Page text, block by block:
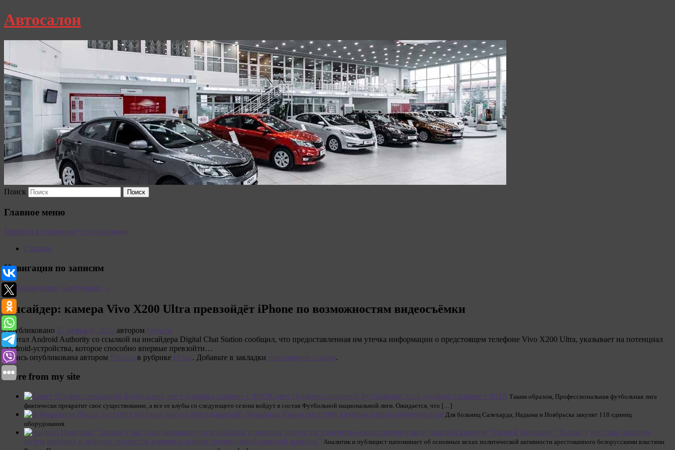
Автосалон
Поиск
Главное меню
Перейти к основному содержимому
Главная
Навигация по записям
←Предыдущая Следующая →
Инсайдер: камера Vivo X200 Ultra превзойдёт iPhone по возможностям видеосъёмки
Опубликовано 27 февраля, 2025 автором Ferra.ru
Портал Android Authority со ссылкой на инсайдера Digital Chat Station сообщил, что предоставленная им утечка информации о предстоящем телефоне Vivo X200 Ultra, указывает на потенциал
Android-устройства, которое способно впервые превзойти…
Запись опубликована автором Ferra.ru в рубрике Игры. Добавьте в закладки постоянную ссылку.
More from my site
Совет Профессиональной футбольной лиги одобрил слияние с ФНЛ Таким образом, Профессиональная футбольная лига
фактически прекратит свое существование, а все ее клубы со следующего сезона войдут в состав Футбольной национальной лиги. Ожидается, что […]
В больницы Ямала поступит крупная партия оборудования Для больниц Салехарда, Надыма и Ноябрьска закупят 118 единиц
оборудования.
Андрей Никулин: “Только у нас само желание
путем выборов и мирных протестов изменить режим сродни самой опасной крамоле” Аналитик и публицист напоминает об основных вехах политической активности арестованного белорусскими властями